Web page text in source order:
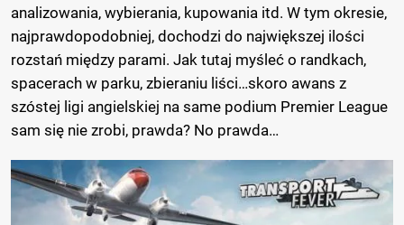
analizowania, wybierania, kupowania itd. W tym okresie,
najprawdopodobniej, dochodzi do największej ilości
rozstań między parami. Jak tutaj myśleć o randkach,
spacerach w parku, zbieraniu liści…skoro awans z
szóstej ligi angielskiej na same podium Premier League
sam się nie zrobi, prawda? No prawda…